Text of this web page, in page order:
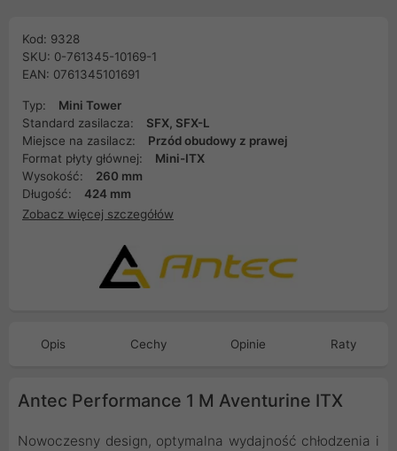
Kod: 9328
SKU: 0-761345-10169-1
EAN: 0761345101691
Typ:
Mini Tower
Standard zasilacza:
SFX, SFX-L
Miejsce na zasilacz:
Przód obudowy z prawej
Format płyty głównej:
Mini-ITX
Wysokość:
260 mm
Długość:
424 mm
Zobacz więcej szczegółów
Opis Cechy Opinie Raty
Antec Performance 1 M Aventurine ITX
Nowoczesny design, optymalna wydajność chłodzenia i